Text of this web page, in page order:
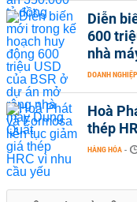
Diễn
600
nhà
DOANH NGHIỆP
Hoà
thép
HÀNG HÓA -